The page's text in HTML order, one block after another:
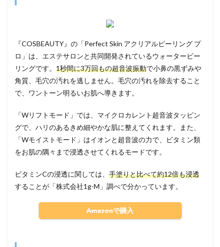
『COSBEAUTY』の「Perfect Skin アクリアルピーリング プ
ロ」は、エステサロンと共同開発されているウォーターピー
リングです。 1秒間に3万回もの超音波振動で小鼻の黒ずみや
角質、毛穴の汚れを逃しません。毛穴の汚れを除去すること
で、ワントーン明るいお肌へ導きます。
「Wリフトモード」では、マイクロカレント超音波タッピン
グで、ハリのあるきめ細やかな肌に整えてくれます。また、
「Wモイストモード」はイオンと超音波の力で、ビタミン類
をお肌の隅々まで浸透させてくれるモードです。
ビタミンCの浸透に関しては、 手塗りと比べて約12倍も浸透
することが「株式会社1g-M」調べで分かっています。
Amazonで購入